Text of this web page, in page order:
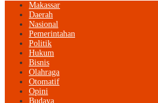
Makassar
Daerah
Nasional
Pemerintahan
Politik
Hukum
Bisnis
Olahraga
Otomatif
Opini
Budaya